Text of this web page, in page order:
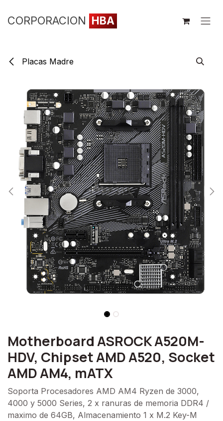
CORPORACION HBA
Placas Madre
Motherboard ASROCK A520M-
HDV, Chipset AMD A520, Socket
AMD AM4, mATX
Soporta Procesadores AMD AM4 Ryzen de 3000,
4000 y 5000 Series, 2 x ranuras de memoria DDR4 /
maximo de 64GB, Almacenamiento 1 x M.2 Key-M